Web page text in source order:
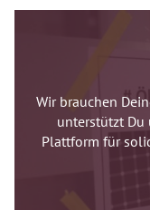
Wir brauchen
unterstützt Du
Plattform für